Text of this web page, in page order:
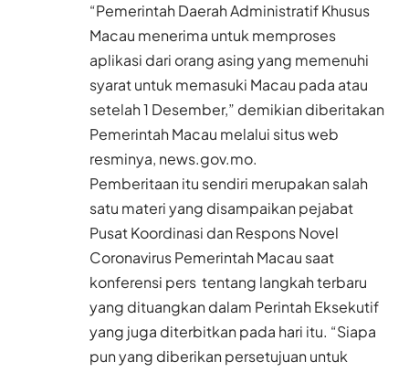
“Pemerintah Daerah Administratif Khusus
Macau menerima untuk memproses
aplikasi dari orang asing yang memenuhi
syarat untuk memasuki Macau pada atau
setelah 1 Desember,” demikian diberitakan
Pemerintah Macau melalui situs web
resminya, news.gov.mo.
Pemberitaan itu sendiri merupakan salah
satu materi yang disampaikan pejabat
Pusat Koordinasi dan Respons Novel
Coronavirus Pemerintah Macau saat
konferensi pers tentang langkah terbaru
yang dituangkan dalam Perintah Eksekutif
yang juga diterbitkan pada hari itu. “Siapa
pun yang diberikan persetujuan untuk